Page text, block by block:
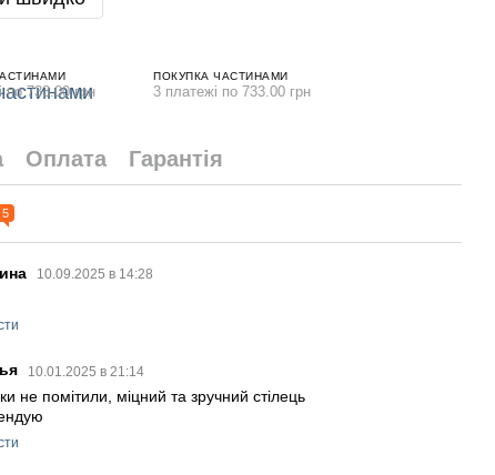
по 733.00 грн
ПОКУПКА ЧАСТИНАМИ
3 платежі по 733.00 грн
Оплата Гарантія
5
10.09.2025 в 14:28
10.01.2025 в 21:14
не помітили, міцний та зручний стілець